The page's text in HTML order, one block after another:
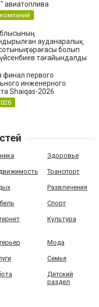
авиатоплива
ауданаралық
төрағасы болып
тағайындалды
финал первого
инженерного
Shaiqas-2026
Здоровье
Транспорт
Развлечения
Спорт
Культура
Мода
Семья
Детский
раздел